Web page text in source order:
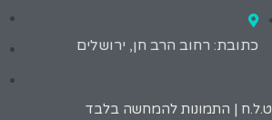
כתובת: רחוב הרב חן, ירושלים
ט.ל.ח | התמונות להמחשה בלבד